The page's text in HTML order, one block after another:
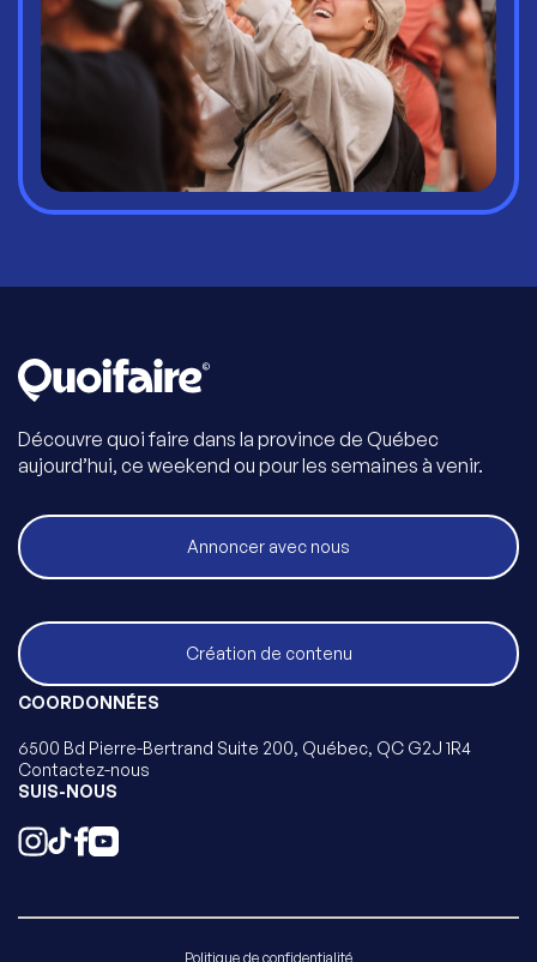
Découvre quoi faire dans la province de Québec
aujourd’hui, ce weekend ou pour les semaines à venir.
Annoncer avec nous
Création de contenu
COORDONNÉES
6500 Bd Pierre-Bertrand Suite 200, Québec, QC G2J 1R4
Contactez-nous
SUIS-NOUS
Politique de confidentialité